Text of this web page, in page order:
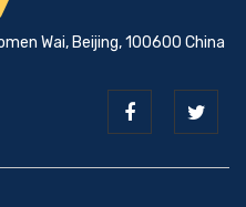
Wai, Beijing, 100600 China